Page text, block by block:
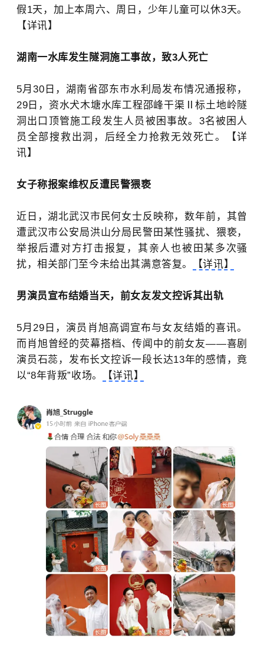
假1天，加上本周六、周日，少年儿童可以休3天。
【详讯】
湖南一水库发生隧洞施工事故，致3人死亡
5月30日，湖南省邵东市水利局发布情况通报称，
29日，资水犬木塘水库工程邵峰干渠Ⅱ标土地岭隧
洞出口顶管施工段发生人员被困事故。3名被困人
员全部搜救出洞，后经全力抢救无效死亡。【详
讯】
女子称报案维权反遭民警猥亵
近日，湖北武汉市民何女士反映称，数年前，其曾
遭武汉市公安局洪山分局民警田某性骚扰、猥亵，
举报后遭对方打击报复，其亲人也被田某多次骚
扰，相关部门至今未给出其满意答复。
【详讯】
男演员宣布结婚当天，前女友发文控诉其出轨
5月29日，演员肖旭高调宣布与女友结婚的喜讯。
而 肖旭曾经的荧幕搭档、传闻中的前女友——喜剧
演员石蕊，发布长文控诉一段长达13年的感情，竟
以“8年背叛”收场。
【详讯】